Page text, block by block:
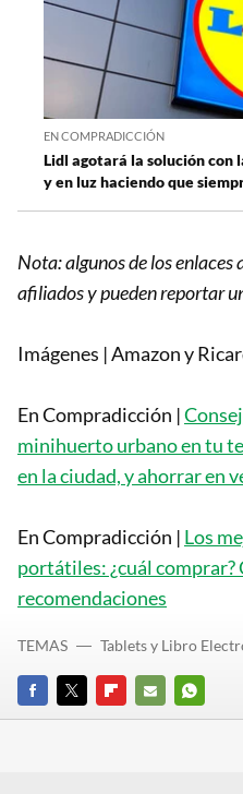
EN COMPRADICCIÓN
Lidl agotará la solución con
y en luz haciendo que
Nota: algunos de los enlaces
afiliados y pueden reportar
Imágenes | Amazon y
En Compradicción |
minihuerto urbano en tu
en la ciudad, y ahorrar en
En Compradicción | Los
portátiles: ¿cuál comprar?
recomendaciones
FACEBOOK
TWITTERFLIPBOARD
E-
TEMAS Tablets y Libro